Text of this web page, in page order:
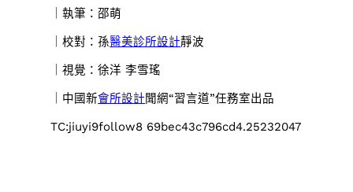
｜執筆：邵萌
｜校對：孫醫美診所設計靜波
｜視覺：徐洋 李雪瑤
｜中國新會所設計聞網“習言道”任務室出品
TC:jiuyi9follow8 69bec43c796cd4.25232047